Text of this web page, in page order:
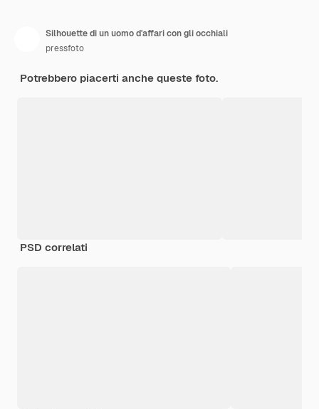
Silhouette di un uomo d'affari con gli occhiali
pressfoto
Potrebbero piacerti anche queste foto.
PSD correlati